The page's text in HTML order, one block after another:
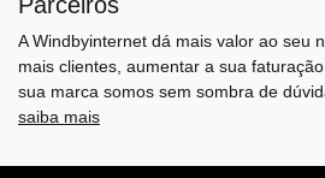
A Windbyinternet dá mais valor ao seu
mais clientes, aumentar a sua
sua marca somos sem sombra de
saiba mais